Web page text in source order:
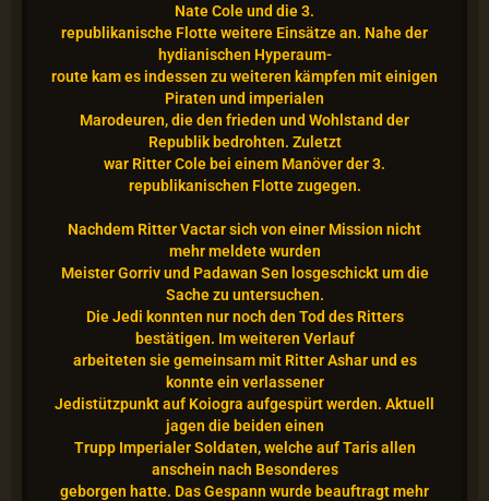
Nate Cole und die 3.
republikanische Flotte weitere Einsätze an. Nahe der
hydianischen Hyperaum-
route kam es indessen zu weiteren kämpfen mit einigen
Piraten und imperialen
Marodeuren, die den frieden und Wohlstand der
Republik bedrohten. Zuletzt
war Ritter Cole bei einem Manöver der 3.
republikanischen Flotte zugegen.
Nachdem Ritter Vactar sich von einer Mission nicht
mehr meldete wurden
Meister Gorriv und Padawan Sen losgeschickt um die
Sache zu untersuchen.
Die Jedi konnten nur noch den Tod des Ritters
bestätigen. Im weiteren Verlauf
arbeiteten sie gemeinsam mit Ritter Ashar und es
konnte ein verlassener
Jedistützpunkt auf Koiogra aufgespürt werden. Aktuell
jagen die beiden einen
Trupp Imperialer Soldaten, welche auf Taris allen
anschein nach Besonderes
geborgen hatte. Das Gespann wurde beauftragt mehr